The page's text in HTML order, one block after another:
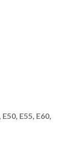
E50, E55, E60,